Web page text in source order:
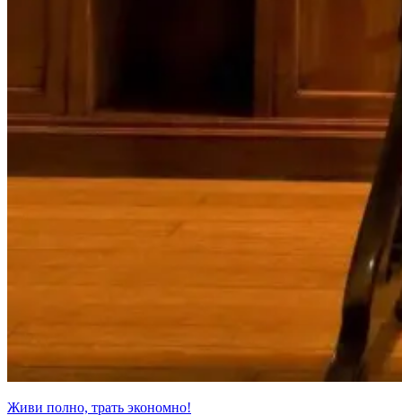
Живи полно, трать экономно!